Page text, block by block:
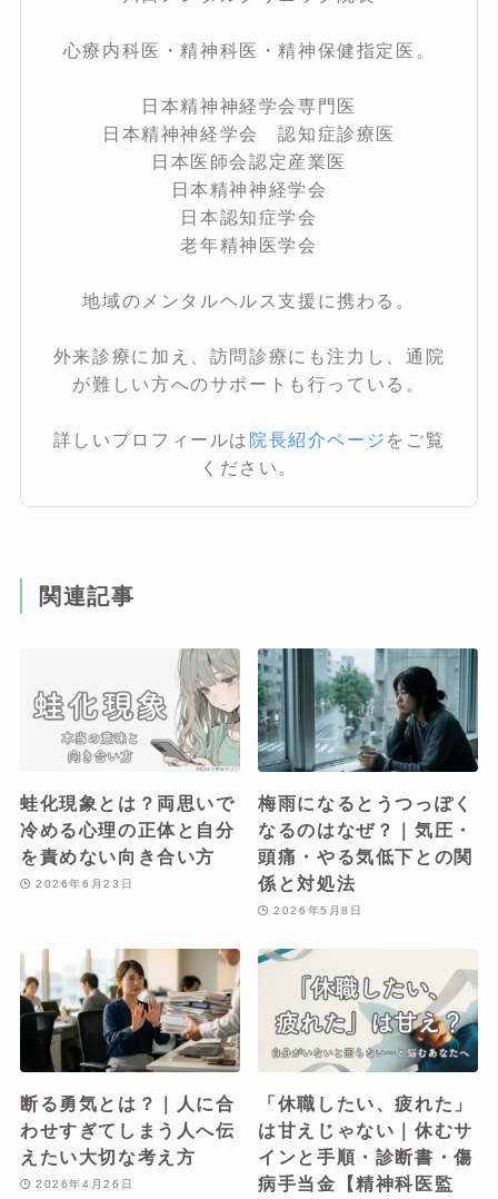
心療内科医・精神科医・精神保健指定医。
日本精神神経学会専門医
日本精神神経学会 認知症診療医
日本医師会認定産業医
日本精神神経学会
日本認知症学会
老年精神医学会
地域のメンタルヘルス支援に携わる。
外来診療に加え、訪問診療にも注力し、通院
が難しい方へのサポートも行っている。
詳しいプロフィールは 院長紹介ページ をご覧
ください。
関連記事
蛙化現象とは？両思いで
冷める心理の正体と自分
を責めない向き合い方
2026年6月23日
梅雨になるとうつっぽく
なるのはなぜ？｜気圧・
頭痛・やる気低下との関
係と対処法
2026年5月8日
断る勇気とは？｜人に合
わせすぎてしまう人へ伝
えたい大切な考え方
2026年4月26日
「休職したい、疲れた」
は甘えじゃない｜休むサ
インと手順・診断書・傷
病手当金【精神科医監